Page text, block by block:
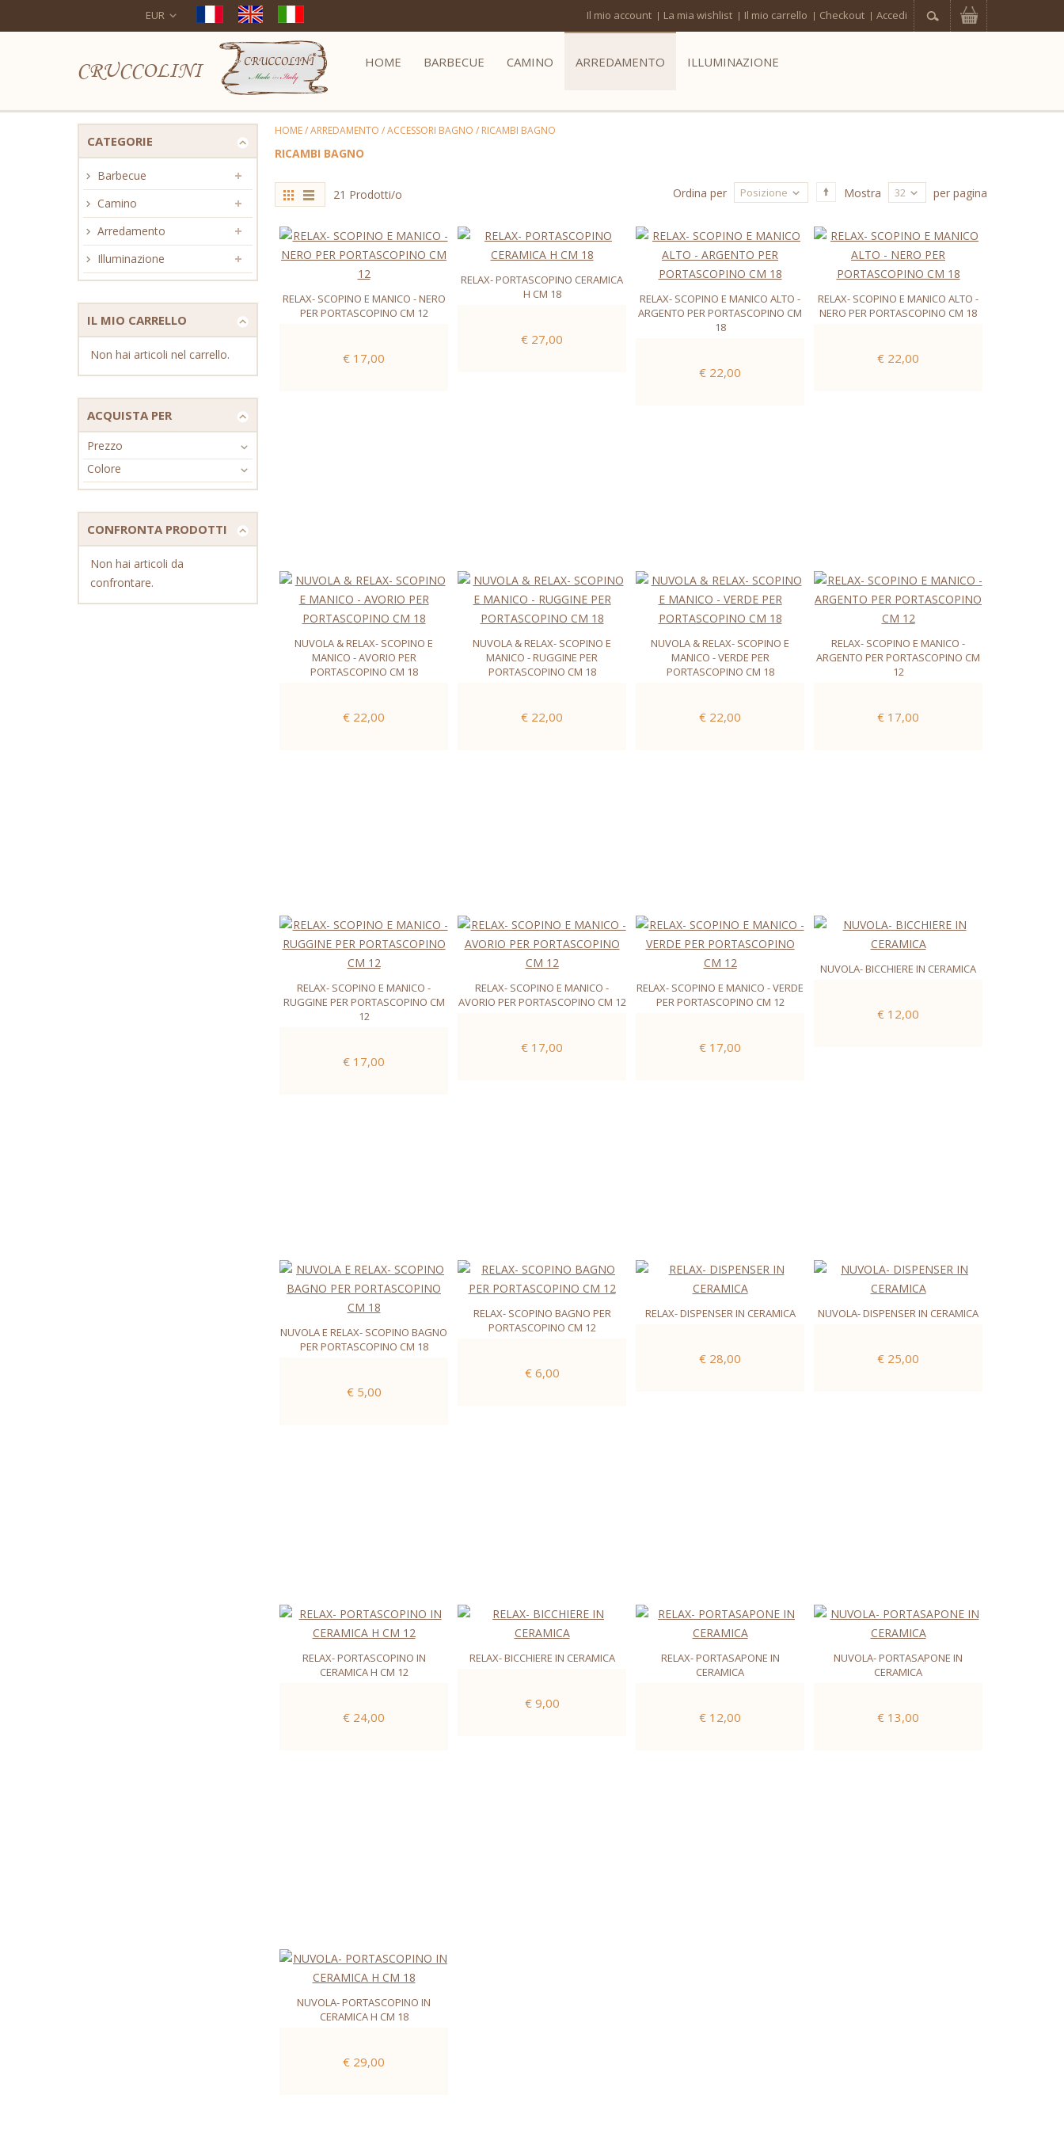
EUR Il mio account La mia wishlist Il mio carrello Checkout Accedi
CRUCCOLINI HOME BARBECUE CAMINO ARREDAMENTO ILLUMINAZIONE
HOME/ARREDAMENTO /ACCESSORI BAGNO / RICAMBI BAGNO
RICAMBI BAGNO
21 Prodotti/o Mostra 32 per pagina
Ordina per Posizione
RELAX- SCOPINO E MANICO - NERO
PER PORTASCOPINO CM 12
€ 17,00
RELAX- PORTASCOPINO CERAMICA
H CM 18
€ 27,00
RELAX- SCOPINO E MANICO ALTO -
ARGENTO PER PORTASCOPINO CM
18
€ 22,00
RELAX- SCOPINO E MANICO ALTO -
NERO PER PORTASCOPINO CM 18
€ 22,00
NUVOLA & RELAX- SCOPINO E
MANICO - AVORIO PER
PORTASCOPINO CM 18
€ 22,00
NUVOLA & RELAX- SCOPINO E
MANICO - RUGGINE PER
PORTASCOPINO CM 18
€ 22,00
NUVOLA & RELAX- SCOPINO E
MANICO - VERDE PER
PORTASCOPINO CM 18
€ 22,00
RELAX- SCOPINO E MANICO -
ARGENTO PER PORTASCOPINO CM
12
€ 17,00
RELAX- SCOPINO E MANICO -
RUGGINE PER PORTASCOPINO CM
12
€ 17,00
RELAX- SCOPINO E MANICO -
AVORIO PER PORTASCOPINO CM 12
€ 17,00
RELAX- SCOPINO E MANICO - VERDE
PER PORTASCOPINO CM 12
€ 17,00
NUVOLA- BICCHIERE IN CERAMICA
€ 12,00
NUVOLA E RELAX- SCOPINO BAGNO
PER PORTASCOPINO CM 18
€ 5,00
RELAX- SCOPINO BAGNO PER
PORTASCOPINO CM 12
€ 6,00
RELAX- DISPENSER IN CERAMICA
€ 28,00
NUVOLA- DISPENSER IN CERAMICA
€ 25,00
RELAX- PORTASCOPINO IN
CERAMICA H CM 12
€ 24,00
RELAX- BICCHIERE IN CERAMICA
€ 9,00
RELAX- PORTASAPONE IN
CERAMICA
€ 12,00
NUVOLA- PORTASAPONE IN
CERAMICA
€ 13,00
NUVOLA- PORTASCOPINO IN
CERAMICA H CM 18
€ 29,00
CATEGORIE
Barbecue
Camino
Arredamento
Illuminazione
IL MIO CARRELLO
Non hai articoli nel carrello.
ACQUISTA PER
Prezzo
Colore
CONFRONTA PRODOTTI
Non hai articoli da
confrontare.